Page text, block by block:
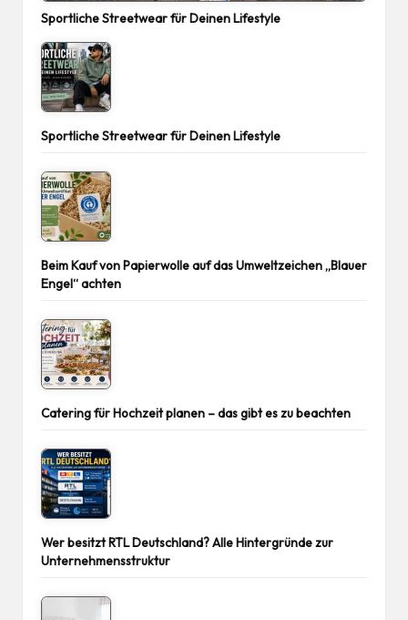
Sportliche Streetwear für Deinen Lifestyle
Sportliche Streetwear für Deinen Lifestyle
Beim Kauf von Papierwolle auf das Umweltzeichen „Blauer
Engel“ achten
Catering für Hochzeit planen – das gibt es zu beachten
Wer besitzt RTL Deutschland? Alle Hintergründe zur
Unternehmensstruktur